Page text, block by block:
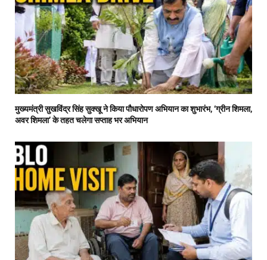
मुख्यमंत्री सुखविंद्र सिंह सुक्खू ने किया पौधारोपण अभियान का शुभारंभ, ‘ग्रीन शिमला,
अवर शिमला’ के तहत चलेगा सप्ताह भर अभियान